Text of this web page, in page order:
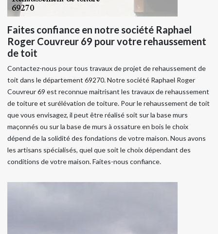
Faites confiance en notre société Raphael
Roger Couvreur 69 pour votre rehaussement
de toit
Contactez-nous pour tous travaux de projet de rehaussement de
toit dans le département 69270. Notre société Raphael Roger
Couvreur 69 est reconnue maitrisant les travaux de rehaussement
de toiture et surélévation de toiture. Pour le rehaussement de toit
que vous envisagez, il peut être réalisé soit sur la base murs
maçonnés ou sur la base de murs à ossature en bois le choix
dépend de la solidité des fondations de votre maison. Nous avons
les artisans spécialisés, quel que soit le choix dépendant des
conditions de votre maison. Faites-nous confiance.